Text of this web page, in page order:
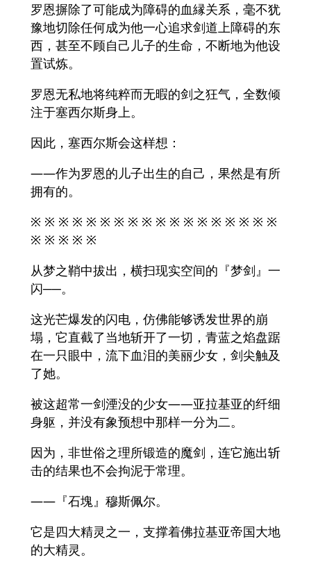
罗恩摒除了可能成为障碍的血縁关系，毫不犹
豫地切除任何成为他一心追求剑道上障碍的东
西，甚至不顾自己儿子的生命，不断地为他设
置试炼。
罗恩无私地将纯粹而无暇的剑之狂气，全数倾
注于塞西尔斯身上。
因此，塞西尔斯会这样想：
——作为罗恩的儿子出生的自己，果然是有所
拥有的。
※ ※ ※ ※ ※ ※ ※ ※ ※ ※ ※ ※ ※ ※ ※ ※ ※ ※
※ ※ ※ ※ ※
从梦之鞘中拔出，横扫现实空间的『梦剑』一
闪──。
这光芒爆发的闪电，仿佛能够诱发世界的崩
塌，它直截了当地斩开了一切，青蓝之焰盘踞
在一只眼中，流下血泪的美丽少女，剑尖触及
了她。
被这超常一剑湮没的少女——亚拉基亚的纤细
身躯，并没有象预想中那样一分为二。
因为，非世俗之理所锻造的魔剑，连它施出斩
击的结果也不会拘泥于常理。
——『石塊』穆斯佩尔。
它是四大精灵之一，支撑着佛拉基亚帝国大地
的大精灵。